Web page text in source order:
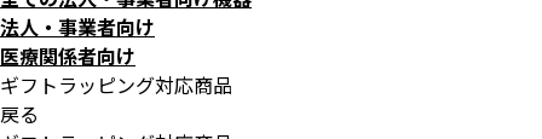
法人・事業者向け
医療関係者向け
ギフトラッピング対応商品
戻る